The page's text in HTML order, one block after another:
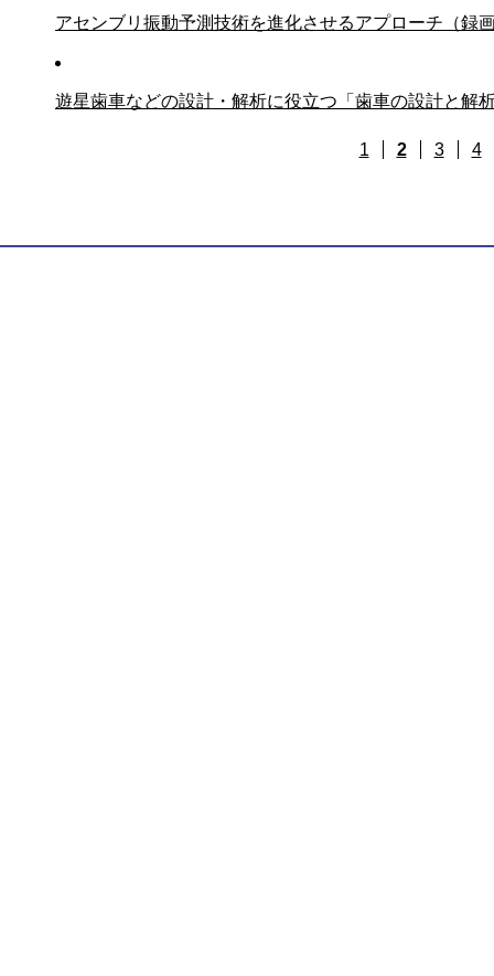
アセンブリ振動予測技術を進化させるアプローチ（録
遊星歯車などの設計・解析に役立つ「歯車の設計と解
1 2 3 4